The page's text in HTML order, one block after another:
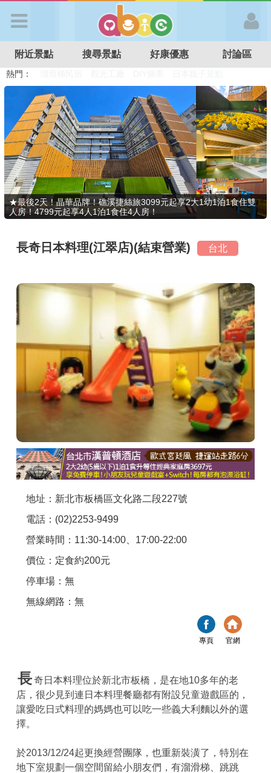
APP登入
首 頁
搜尋景點
好康優惠
最新消息
最新留言
商家合作
推薦景點
討論區
聯絡我們
APP下載
附近景點 搜尋景點 好康優惠 討論區
熱門：
特色遊戲場
親子住房優惠 台北親子餐廳 溫泉泡湯SPA
★最後2天！晶華品牌！礁溪捷絲旅3099元起享2大1幼1泊1食住雙
人房！4799元起享4人1泊1食住4人房！
長奇日本料理(江翠店)(結束營業) 台北
地址：新北市板橋區文化路二段227號
電話：(02)2253-9499
營業時間：11:30-14:00、17:00-22:00
價位：定食約200元
停車場：無
無線網路：無
專頁 官網
長奇日本料理位於新北市板橋，是在地10多年的老
店，很少見到連日本料理餐廳都有附設兒童遊戲區的，
讓愛吃日式料理的媽媽也可以吃一些義大利麵以外的選
擇。
於2013/12/24起更換經營團隊，也重新裝潢了，特別在
地下室規劃一個空間留給小朋友們，有溜滑梯、跳跳